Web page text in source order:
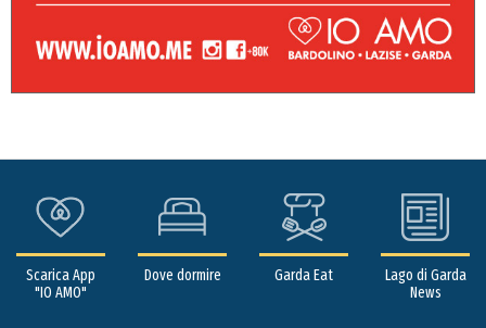
Scarica App
"IO AMO"
Dove dormire Garda Eat
Lago di Garda
News